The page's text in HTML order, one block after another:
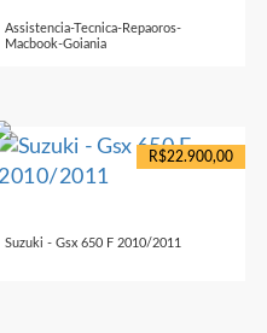
Assistencia-Tecnica-Repaoros-
Macbook-Goiania
R$22.900,00
Suzuki - Gsx 650 F 2010/2011